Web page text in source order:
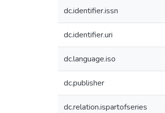
dc.identifier.issn
dc.identifier.uri
dc.language.iso
dc.publisher
dc.relation.ispartofseries